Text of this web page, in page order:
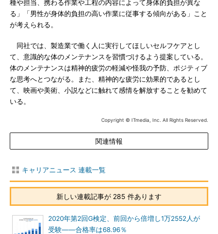
種や担当、携わる作業や工程の内容によって身体的負担が異な
る」「男性が身体的負担の高い作業に従事する傾向がある」こと
が考えられる。
同社では、製造業で働く人に実行してほしいセルフケアとし
て、意識的な体のメンテナンスを習慣づけるよう提案している。
体のメンテナンスは精神的疲労の軽減や怪我の予防、ポジティブ
な思考へとつながる。また、精神的な疲労に効果的であるとし
て、映画や美術、小説などに触れて感情を解放することを勧めて
いる。
Copyright © ITmedia, Inc. All Rights Reserved.
関連情報
キャリアニュース 連載一覧
新しい連載記事が 285 件あります
2020年第2回G検定、前回から倍増し1万2552人が
受験――合格率は68.96％